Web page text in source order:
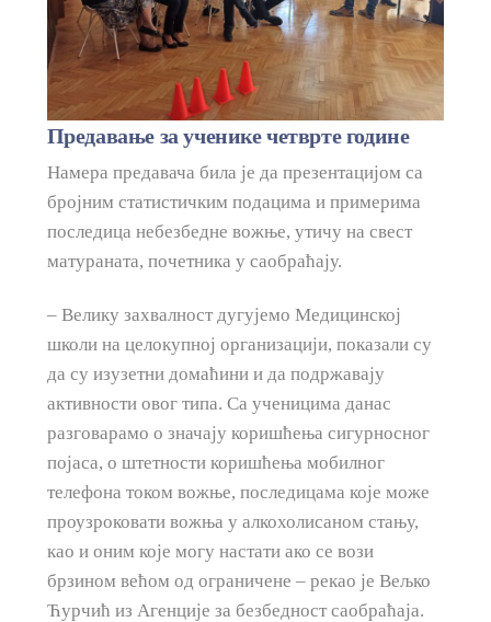
Предавање за ученике четврте године
Намера предавача била је да презентацијом са
бројним статистичким подацима и примерима
последица небезбедне вожње, утичу на свест
матураната, почетника у саобраћају.
– Велику захвалност дугујемо Медицинској
школи на целокупној организацији, показали су
да су изузетни домаћини и да подржавају
активности овог типа. Са ученицима данас
разговарамо о значају коришћења сигурносног
појаса, о штетности коришћења мобилног
телефона током вожње, последицама које може
проузроковати вожња у алкохолисаном стању,
као и оним које могу настати ако се вози
брзином већом од ограничене – рекао је Вељко
Ћурчић из Агенције за безбедност саобраћаја.